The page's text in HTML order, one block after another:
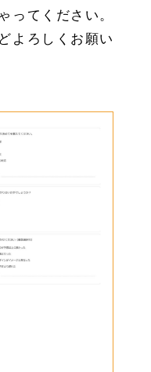
ってください。
よろしくお願い